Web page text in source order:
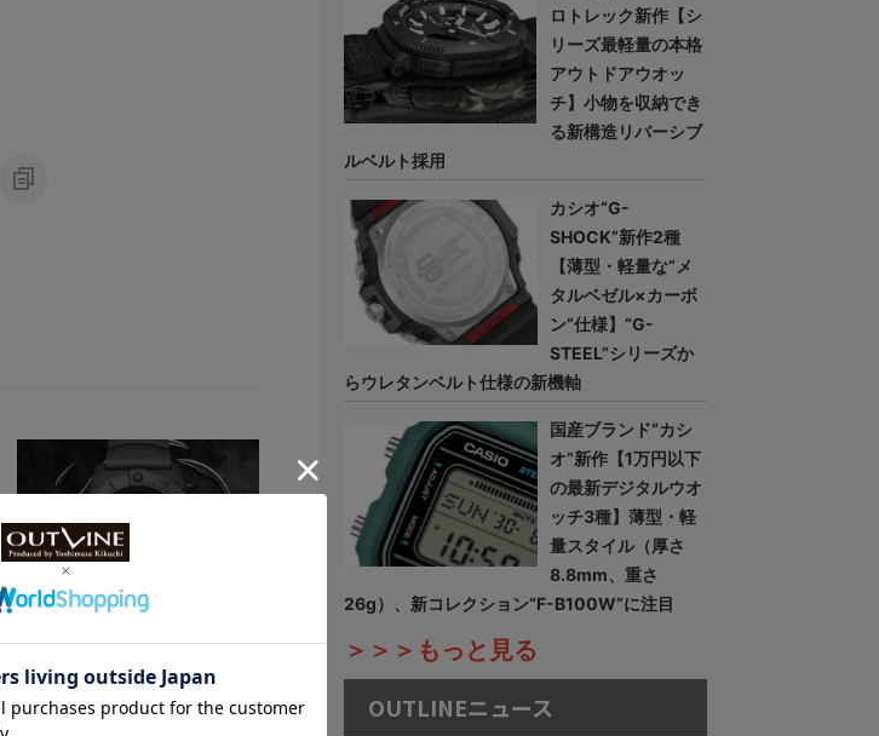
ロトレック新作【シ
リーズ最軽量の本格
アウトドアウオッ
チ】小物を収納でき
る新構造リバーシブ
ルベルト採用
カシオ“G-
SHOCK”新作2種
【薄型・軽量な“メ
タルベゼル×カーボ
ン”仕様】“G-
STEEL”シリーズか
らウレタンベルト仕様の新機軸
国産ブランド“カシ
オ”新作【1万円以下
の最新デジタルウオ
ッチ3種】薄型・軽
量スタイル（厚さ
8.8mm、重さ
26g）、新コレクション“F-B100W”に注目
＞＞＞もっと見る
OUTLINEニュース